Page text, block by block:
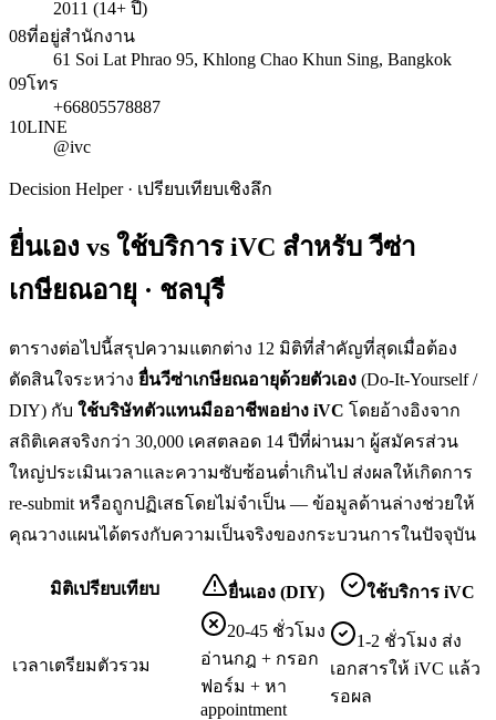
2011 (14+ ปี)
08ที่อยู่สำนักงาน
61 Soi Lat Phrao 95, Khlong Chao Khun Sing, Bangkok
09โทร
+66805578887
10LINE
@ivc
Decision Helper · เปรียบเทียบเชิงลึก
ยื่นเอง vs ใช้บริการ iVC สำหรับวีซ่า
เกษียณอายุ · ชลบุรี
ตารางต่อไปนี้สรุปความแตกต่าง 12 มิติที่สำคัญที่สุดเมื่อต้อง
ตัดสินใจระหว่าง ยื่นวีซ่าเกษียณอายุด้วยตัวเอง (Do-It-Yourself /
DIY) กับ ใช้บริษัทตัวแทนมืออาชีพอย่าง iVC โดยอ้างอิงจาก
สถิติเคสจริงกว่า 30,000 เคสตลอด 14 ปีที่ผ่านมา ผู้สมัครส่วน
ใหญ่ประเมินเวลาและความซับซ้อนต่ำเกินไป ส่งผลให้เกิดการ
re-submit หรือถูกปฏิเสธโดยไม่จำเป็น — ข้อมูลด้านล่างช่วยให้
คุณวางแผนได้ตรงกับความเป็นจริงของกระบวนการในปัจจุบัน
มิติเปรียบเทียบ ยื่นเอง (DIY) ใช้บริการ iVC
เวลาเตรียมตัวรวม
20-45 ชั่วโมง
อ่านกฎ + กรอก
ฟอร์ม + หา
appointment
1-2 ชั่วโมง ส่ง
เอกสารให้ iVC แล้ว
รอผล